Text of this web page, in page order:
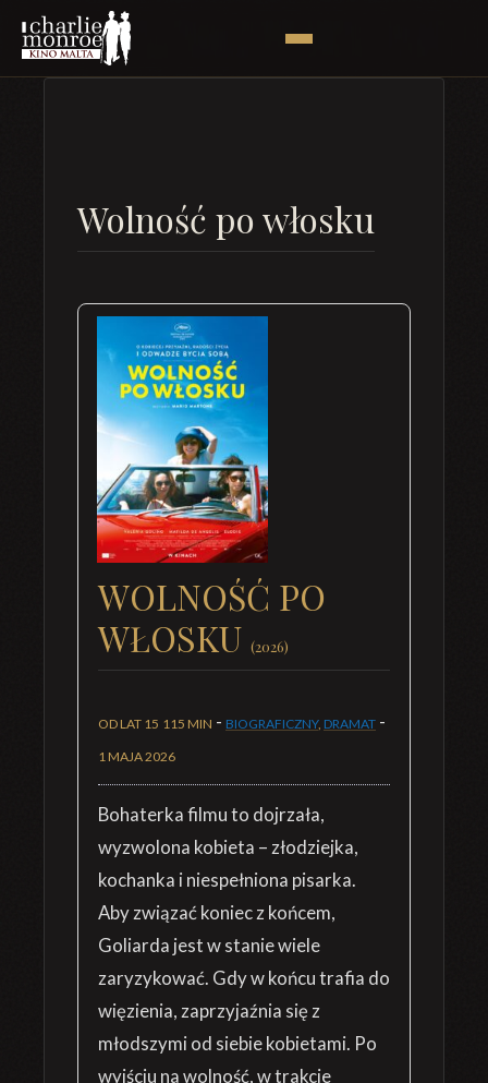
Wolność po włosku
WOLNOŚĆ PO
WŁOSKU (2026)
OD LAT 15 115 MIN - BIOGRAFICZNY, DRAMAT -
1 MAJA 2026
Bohaterka filmu to dojrzała,
wyzwolona kobieta – złodziejka,
kochanka i niespełniona pisarka.
Aby związać koniec z końcem,
Goliarda jest w stanie wiele
zaryzykować. Gdy w końcu trafia do
więzienia, zaprzyjaźnia się z
młodszymi od siebie kobietami. Po
wyjściu na wolność, w trakcie